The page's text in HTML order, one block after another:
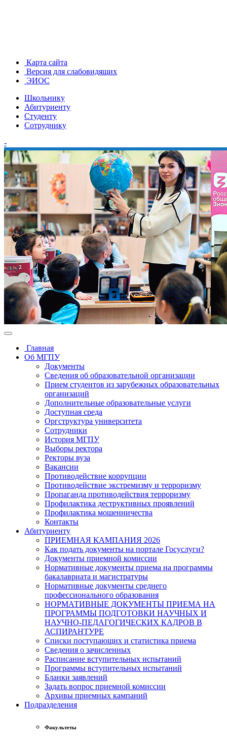
Карта сайта
Версия для слабовидящих
ЭИОС
Школьнику
Абитуриенту
Студенту
Сотруднику
-
Главная
Об МГПУ
Документы
Сведения об образовательной организации
Прием студентов из зарубежных образовательных
организаций
Дополнительные образовательные услуги
Доступная среда
Оргструктура университета
Сотрудники
История МГПУ
Выборы ректора
Ректоры вуза
Вакансии
Противодействие коррупции
Противодействие экстремизму и терроризму
Пропаганда противодействия терроризму
Профилактика деструктивных проявлений
Профилактика мошенничества
Контакты
Абитуриенту
ПРИЕМНАЯ КАМПАНИЯ 2026
Как подать документы на портале Госуслуги?
Документы приемной комиссии
Нормативные документы приема на программы
бакалавриата и магистратуры
Нормативные документы среднего
профессионального образования
НОРМАТИВНЫЕ ДОКУМЕНТЫ ПРИЕМА НА
ПРОГРАММЫ ПОДГОТОВКИ НАУЧНЫХ И
НАУЧНО-ПЕДАГОГИЧЕСКИХ КАДРОВ В
АСПИРАНТУРЕ
Списки поступающих и статистика приема
Сведения о зачисленных
Расписание вступительных испытаний
Программы вступительных испытаний
Бланки заявлений
Задать вопрос приемной комиссии
Архивы приемных кампаний
Подразделения
Факультеты